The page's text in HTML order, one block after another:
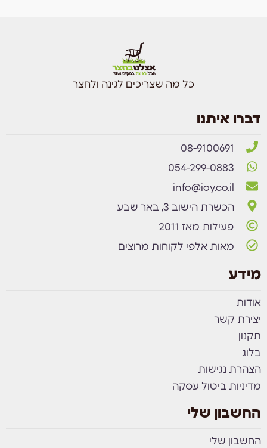
כל מה שצריכים לגינה ולחצר
דברו איתנו
08-9100691
054-299-0883
info@ioy.co.il
הכשרת הישוב 3, באר שבע
פעילות מאז 2011
מאות אלפי לקוחות מרוצים
מידע
אודות
יצירת קשר
תקנון
בלוג
הצהרת נגישות
מדיניות ביטול עסקה
החשבון שלי
החשבון שלי